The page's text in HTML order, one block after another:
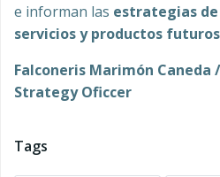
e informan las estrategias
servicios y productos
Falconeris Marimón Caneda
Strategy Oficcer
Tags